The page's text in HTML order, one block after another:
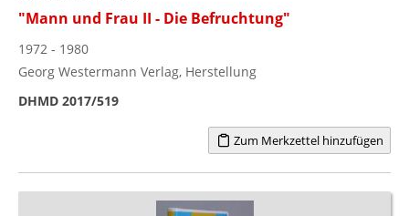
"Mann und Frau II - Die Befruchtung"
1972 - 1980
Georg Westermann Verlag, Herstellung
DHMD 2017/519
Zum Merkzettel hinzufügen